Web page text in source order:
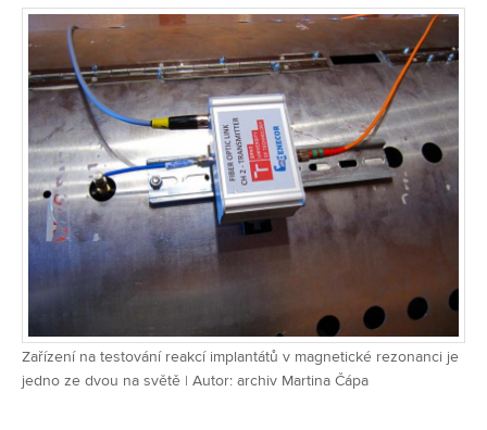
Zařízení na testování reakcí implantátů v magnetické rezonanci je
jedno ze dvou na světě | Autor: archiv Martina Čápa